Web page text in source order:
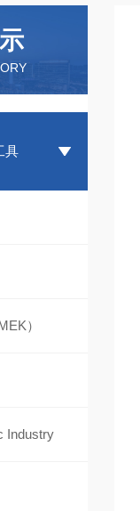
具
）
Industry